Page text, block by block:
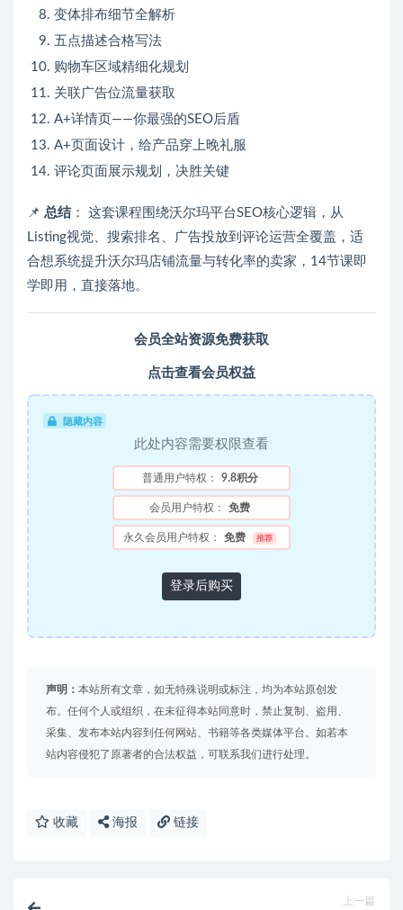
变体排布细节全解析
五点描述合格写法
购物车区域精细化规划
关联广告位流量获取
A+详情页——你最强的SEO后盾
A+页面设计，给产品穿上晚礼服
评论页面展示规划，决胜关键
📌 总结： 这套课程围绕沃尔玛平台SEO核心逻辑，从
Listing视觉、搜索排名、广告投放到评论运营全覆盖，适
合想系统提升沃尔玛店铺流量与转化率的卖家，14节课即
学即用，直接落地。
会员全站资源免费获取
点击查看会员权益
隐藏内容
此处内容需要权限查看
普通用户特权： 9.8积分
会员用户特权： 免费
永久会员用户特权： 免费 推荐
登录后购买
声明： 本站所有文章，如无特殊说明或标注，均为本站原创发
布。任何个人或组织，在未征得本站同意时，禁止复制、盗用、
采集、发布本站内容到任何网站、书籍等各类媒体平台。如若本
站内容侵犯了原著者的合法权益，可联系我们进行处理。
收藏 海报 链接
上一篇